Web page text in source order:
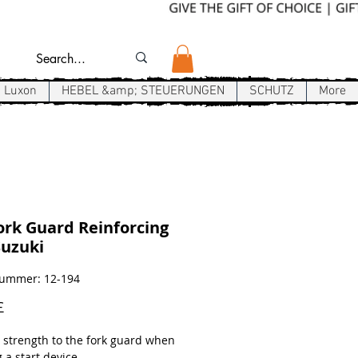
Luxon HEBEL &amp; STEUERUNGEN SCHUTZ More
Guard Reinforcing
12-194
strength to the fork guard when